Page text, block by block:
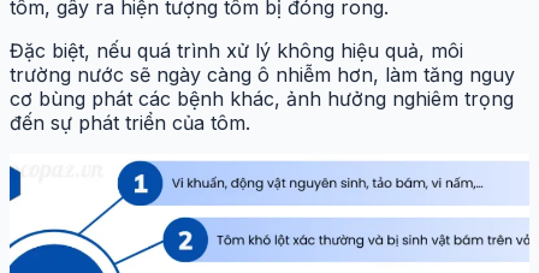
tôm, gây ra hiện tượng tôm bị đóng rong.
Đặc biệt, nếu quá trình xử lý không hiệu quả, môi
trường nước sẽ ngày càng ô nhiễm hơn, làm tăng nguy
cơ bùng phát các bệnh khác, ảnh hưởng nghiêm trọng
đến sự phát triển của tôm.